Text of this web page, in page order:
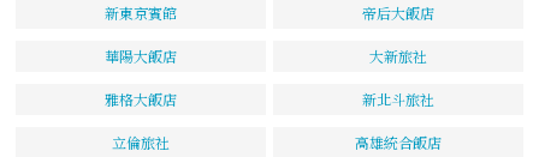
新東京賓館 帝后大飯店
華陽大飯店 大新旅社
雅格大飯店 新北斗旅社
立倫旅社 高雄統合飯店